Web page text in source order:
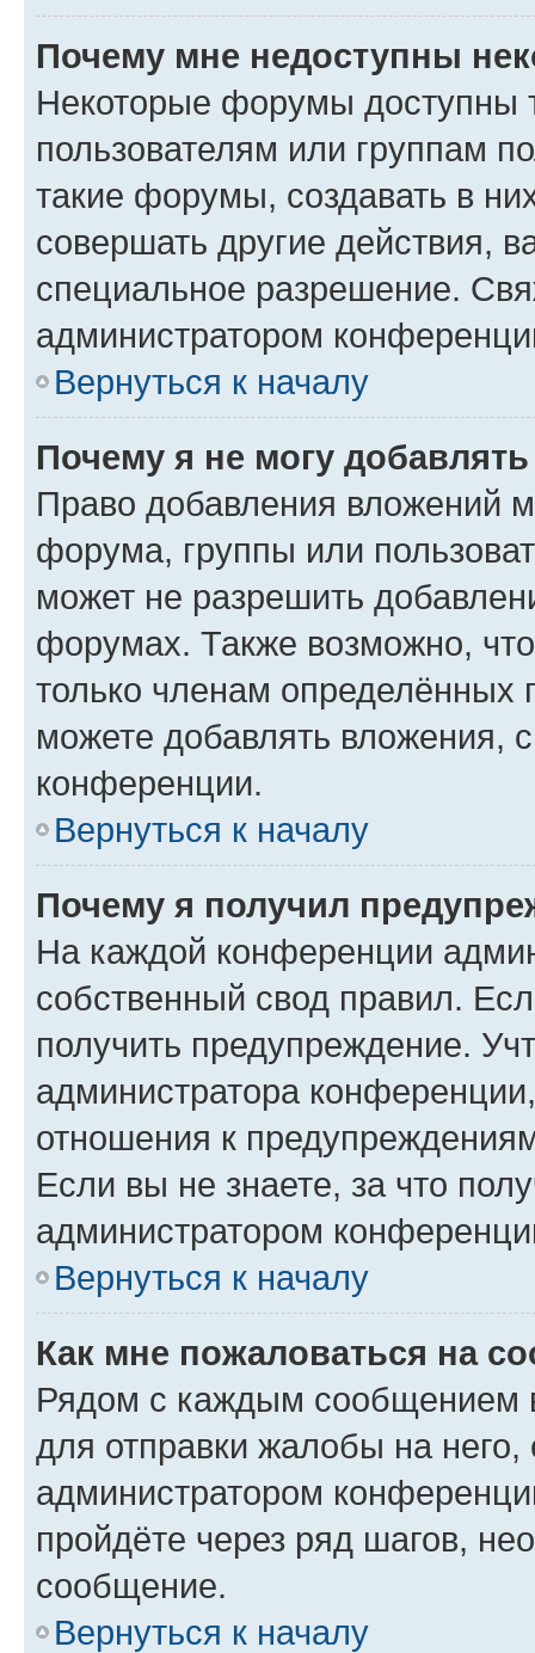
Почему мне недоступны
Некоторые форумы доступны
пользователям или группам
такие форумы, создавать в
совершать другие действия,
специальное разрешение.
администратором
Вернуться к началу
Почему я не могу
Право добавления вложений
форума, группы или
может не разрешить
форумах. Также возможно,
только членам определённых
можете добавлять вложения,
конференции.
Вернуться к началу
Почему я получил
На каждой конференции
собственный свод правил.
получить предупреждение.
администратора
отношения к
Если вы не знаете, за что
администратором
Вернуться к началу
Как мне пожаловаться на
Рядом с каждым сообщением
для отправки жалобы на
администратором
пройдёте через ряд шагов,
сообщение.
Вернуться к началу